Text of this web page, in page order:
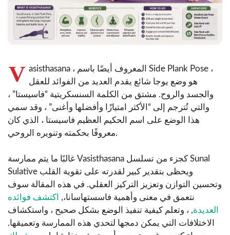
V asisthasana ، المعروف أيضًا باسم Side Plank Pose ،
هو وضع يوجا شائع يقدم العديد من الفوائد للعقل
والجسد والروح. مشتق من الكلمة السنسكريتية “فاسيستا” ،
والتي تُترجم إلى “الأكثر امتيازًا وأفضلها وأغنى” ، وقد سمي
هذا الوضع على اسم الحكيم العظيم فاسيستا ، الذي كان
معروفًا بحكمته وتنويره الروحي.
غالبًا ما يتم ممارسة Vasisthasana كجزء من تسلسل Sunal
Sulative ويحظى بتقدير كبير لقدرته على تقوية القلب
وتحسين التوازن وتعزيز التركيز العقلي. في هذه المقالة سوف
نتعمق في معنى وأهمية فاسستهاسانا،, اكتشف فوائده
العديدة, ، وتعلم كيفية تنفيذ الوضع بشكل صحيح ، واستكشاف
الاختلافات التي يمكن دمجها لتحدي هذه الممارسة وتعميقها.